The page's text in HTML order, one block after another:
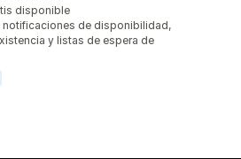
disponible
de disponibilidad,
y listas de espera de